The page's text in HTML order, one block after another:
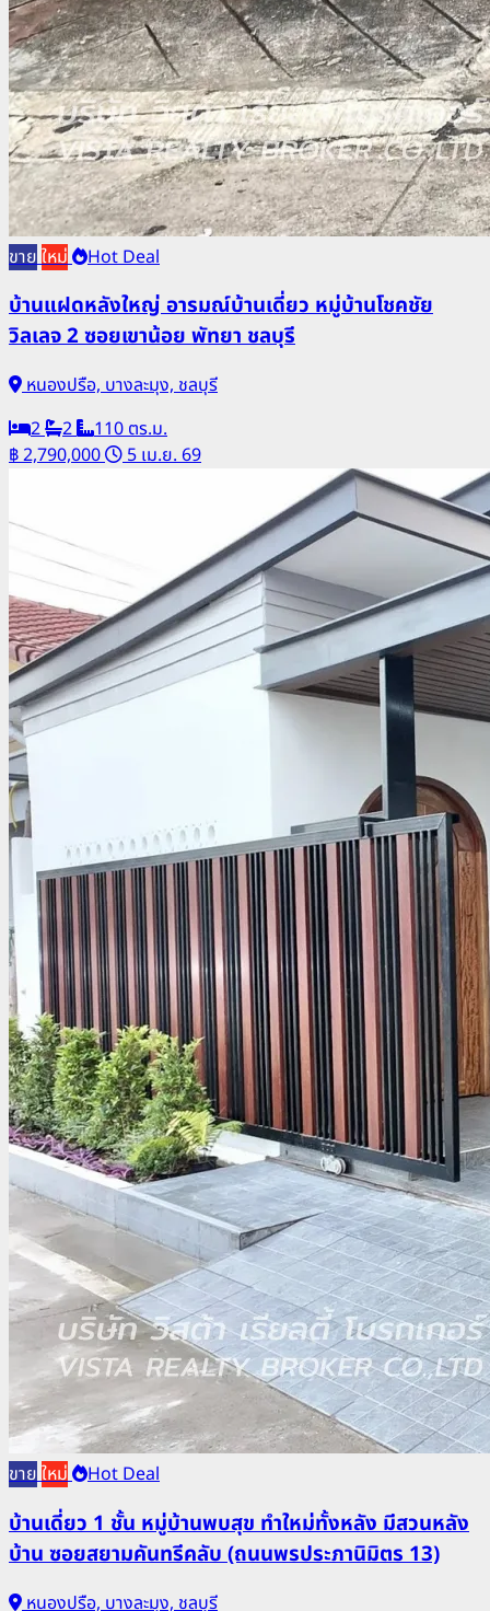
ขาย ใหม่ Hot Deal
บ้านแฝดหลังใหญ่ อารมณ์บ้านเดี่ยว หมู่บ้านโชคชัย
วิลเลจ 2 ซอยเขาน้อย พัทยา ชลบุรี
หนองปรือ, บางละมุง, ชลบุรี
2
2
110 ตร.ม.
฿ 2,790,000
5 เม.ย. 69
ขายใหม่ Hot Deal
บ้านเดี่ยว 1 ชั้น หมู่บ้านพบสุข ทำใหม่ทั้งหลัง มีสวนหลัง
บ้าน ซอยสยามคันทรีคลับ (ถนนพรประภานิมิตร 13)
หนองปรือ, บางละมุง, ชลบุรี